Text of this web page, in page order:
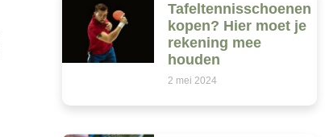
Tafeltennisschoenen
kopen? Hier moet je
rekening mee
houden
2 mei 2024